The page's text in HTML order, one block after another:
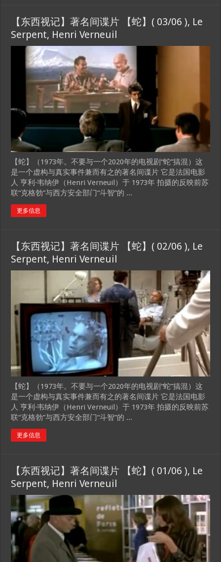
【东西视记】著名间谍片 【蛇】( 03/06 ), Le
Serpent, Henri Verneuil
【蛇】（1973年。不要与一个2020年的电视剧“蛇”搞混）这
是一个虚构与真实事件兼而有之的著名间谍片 它是法国电影
人 亨利·韦纳伊（Henri Verneuil）于 1973年 拍摄的反映前苏
联“克格勃”与西方安全部门“斗智”的 ...
更多信息
【东西视记】著名间谍片 【蛇】( 02/06 ), Le
Serpent, Henri Verneuil
【蛇】（1973年。不要与一个2020年的电视剧“蛇”搞混）这
是一个虚构与真实事件兼而有之的著名间谍片 它是法国电影
人 亨利·韦纳伊（Henri Verneuil）于 1973年 拍摄的反映前苏
联“克格勃”与西方安全部门“斗智”的 ...
更多信息
【东西视记】著名间谍片 【蛇】( 01/06 ), Le
Serpent, Henri Verneuil